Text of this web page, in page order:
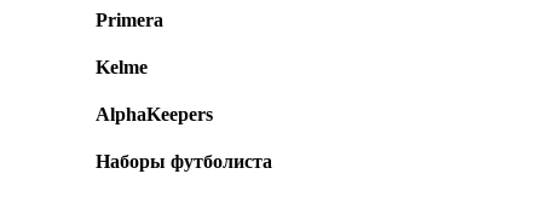
Primera
Kelme
AlphaKeepers
Наборы футболиста